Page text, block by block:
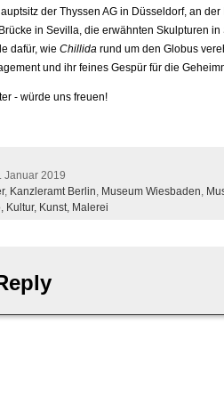
der Thyssen AG in Düsseldorf, an
in Sevilla, die erwähnten Skulpturen
dafür, wie Chillida rund um den Globus
und ihr feines Gespür für die
- würde uns freuen!
Januar 2019
, Kanzleramt Berlin, Museum Wiesbaden,
Kultur, Kunst, Malerei